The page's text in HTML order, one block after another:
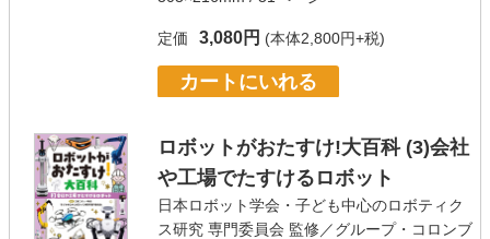
定価 3,080円 (本体2,800円+税)
カートにいれる
ロボットがおたすけ!大百科 (3)会社
や工場でたすけるロボット
日本ロボット学会・子ども中心のロボティク
ス研究 専門委員会 監修／グループ・コロンブ